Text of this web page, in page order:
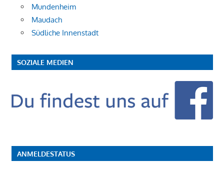
Mundenheim
Maudach
Südliche Innenstadt
SOZIALE MEDIEN
ANMELDESTATUS